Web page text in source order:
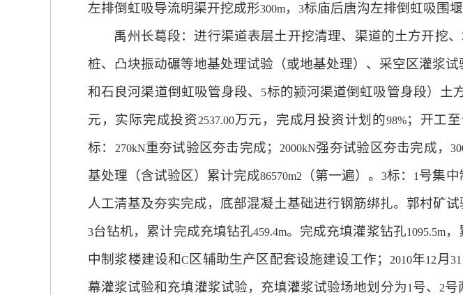
左排倒虹吸导流明渠开挖成形300m， 3标庙后唐沟左排倒虹吸围
禹州长葛段：进行渠道表层土开挖清理、渠道的土方开挖
桩、凸块振动碾等地基处理试验（或地基处理）、采空区灌浆
和石良河渠道倒虹吸管身段、
5标的颍河渠道倒虹吸管身段）土
元，实际完成投资2537.00万元，完成月投资计划的98%；开工
标： 270kN重夯试验区夯击完成； 2000kN强夯试验区夯击完成，
基处理（含试验区）累计完成86570m2 （第一遍）。3标： 1 号集中
人工清基及夯实完成，底部混凝土基础进行钢筋绑扎。郭村矿
3台钻机，累计完成充填钻孔459.4m。完成充填灌浆钻孔1095.5m，
中制浆楼建设和C 区辅助生产区配套设施建设工作； 2010年12 月 31
幕灌浆试验和充填灌浆试验，充填灌浆试验场地划分为1 号、 2号